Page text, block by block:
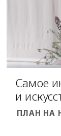
Самое
и
ПЛАН НА